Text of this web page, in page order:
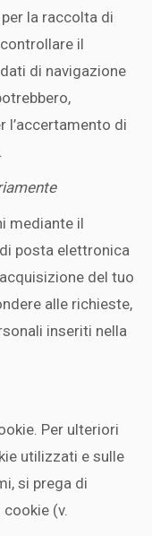
la raccolta di
il
di navigazione
l’accertamento di
mediante il
posta elettronica
del tuo
alle richieste,
inseriti nella
Per ulteriori
utilizzati e sulle
si prega di
(v.